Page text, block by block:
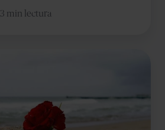
3 min lectura